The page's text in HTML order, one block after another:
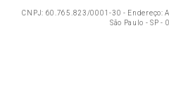
CNPJ: 60.765.823/0001-30 - Endereço:
São Paulo - SP -